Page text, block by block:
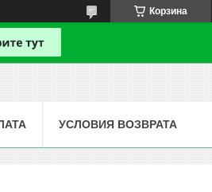
Корзина
УСЛОВИЯ ВОЗВРАТА